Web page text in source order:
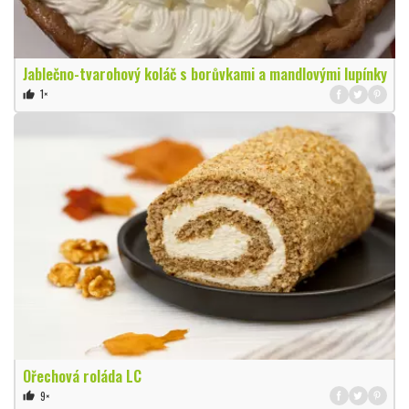
Jablečno-tvarohový koláč s borůvkami a mandlovými lupínky
thumb_up 1×
Ořechová roláda LC
thumb_up 9×